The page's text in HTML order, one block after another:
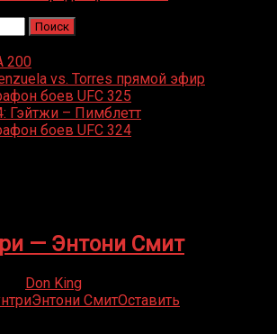
200
vs. Torres прямой эфир
боев UFC 325
Гэйтжи – Пимблетт
боев UFC 324
— Энтони Смит
Don King
Энтони СмитОставить